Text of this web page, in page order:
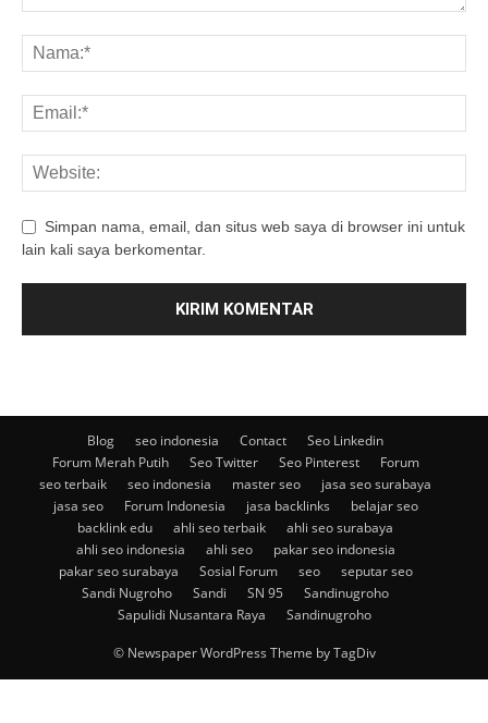
Simpan nama, email, dan situs web saya di browser ini untuk
lain kali saya berkomentar.
Blog seo indonesia Contact
Seo Linkedin
Forum Merah Putih
Seo Twitter Seo Pinterest
Forum
seo terbaik
seo indonesia master seo
jasa seo surabaya
jasa seo
Forum Indonesia jasa backlinks
belajar seo
backlink edu
ahli seo terbaik
ahli seo surabaya
ahli seo indonesia
ahli seo
pakar seo indonesia
pakar seo surabaya
Sosial Forum seo
seputar seo
Sandi Nugroho
Sandi SN 95
Sandinugroho
Sapulidi Nusantara Raya
Sandinugroho
© Newspaper WordPress Theme by TagDiv